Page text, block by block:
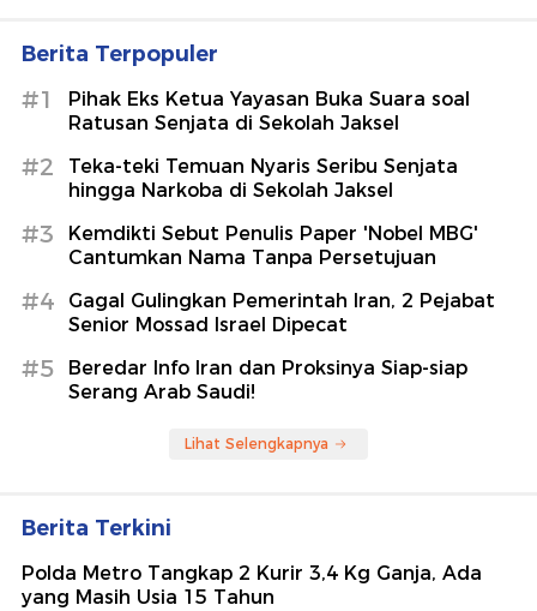
Berita Terpopuler
#1
Pihak Eks Ketua Yayasan Buka Suara soal
Ratusan Senjata di Sekolah Jaksel
#2
Teka-teki Temuan Nyaris Seribu Senjata
hingga Narkoba di Sekolah Jaksel
#3
Kemdikti Sebut Penulis Paper 'Nobel MBG'
Cantumkan Nama Tanpa Persetujuan
#4
Gagal Gulingkan Pemerintah Iran, 2 Pejabat
Senior Mossad Israel Dipecat
#5
Beredar Info Iran dan Proksinya Siap-siap
Serang Arab Saudi!
Lihat Selengkapnya
Berita Terkini
Polda Metro Tangkap 2 Kurir 3,4 Kg Ganja, Ada
yang Masih Usia 15 Tahun